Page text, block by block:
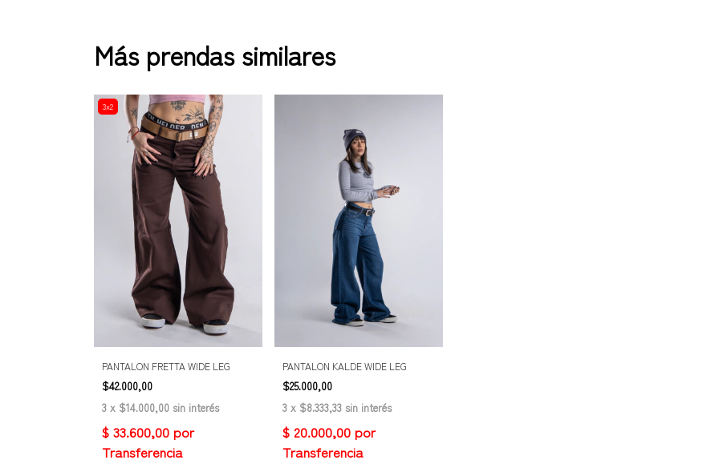
Más prendas similares
PANTALON FRETTA WIDE LEG
$42.000,00
3x2
3 x $14.000,00 sin interés
PANTALON KALDE WIDE LEG
$25.000,00
3 x $8.333,33 sin interés